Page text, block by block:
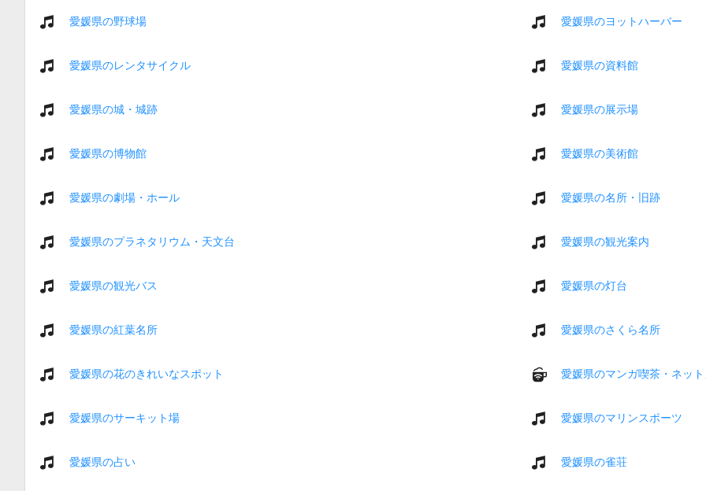
愛媛県の野球場 愛媛県のヨットハーバー
愛媛県のレンタサイクル 愛媛県の資料館
愛媛県の城・城跡 愛媛県の展示場
愛媛県の博物館 愛媛県の美術館
愛媛県の劇場・ホール 愛媛県の名所・旧跡
愛媛県のプラネタリウム・天文台 愛媛県の観光案内
愛媛県の観光バス 愛媛県の灯台
愛媛県の紅葉名所 愛媛県のさくら名所
愛媛県の花のきれいなスポット 愛媛県のマンガ喫茶・ネッ
愛媛県のサーキット場 愛媛県のマリンスポーツ
愛媛県の占い 愛媛県の雀荘